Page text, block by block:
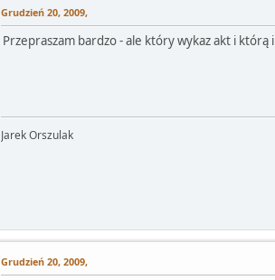
Grudzień 20, 2009,
Przepraszam bardzo - ale który wykaz akt i którą
Jarek Orszulak
Grudzień 20, 2009,